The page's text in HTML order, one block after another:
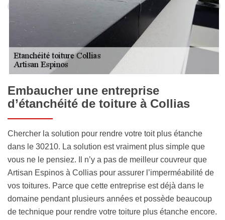
Embaucher une entreprise
d’étanchéité de toiture à Collias
Chercher la solution pour rendre votre toit plus étanche
dans le 30210. La solution est vraiment plus simple que
vous ne le pensiez. Il n’y a pas de meilleur couvreur que
Artisan Espinos à Collias pour assurer l’imperméabilité de
vos toitures. Parce que cette entreprise est déjà dans le
domaine pendant plusieurs années et possède beaucoup
de technique pour rendre votre toiture plus étanche encore.